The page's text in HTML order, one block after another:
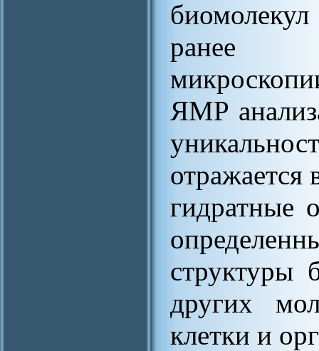
ранее
ЯМР
отражается
гидратные
структуры
других
клетки и